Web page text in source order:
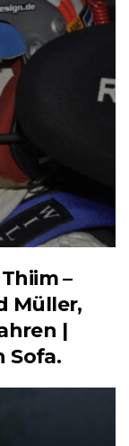
–
Müller,
|
Sofa.